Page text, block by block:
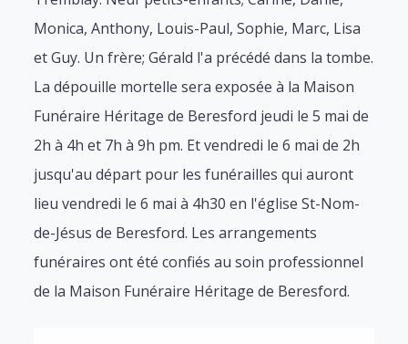
Monica, Anthony, Louis-Paul, Sophie, Marc, Lisa
et Guy. Un frère; Gérald l'a précédé dans la tombe.
La dépouille mortelle sera exposée à la Maison
Funéraire Héritage de Beresford jeudi le 5 mai de
2h à 4h et 7h à 9h pm. Et vendredi le 6 mai de 2h
jusqu'au départ pour les funérailles qui auront
lieu vendredi le 6 mai à 4h30 en l'église St-Nom-
de-Jésus de Beresford. Les arrangements
funéraires ont été confiés au soin professionnel
de la Maison Funéraire Héritage de Beresford.